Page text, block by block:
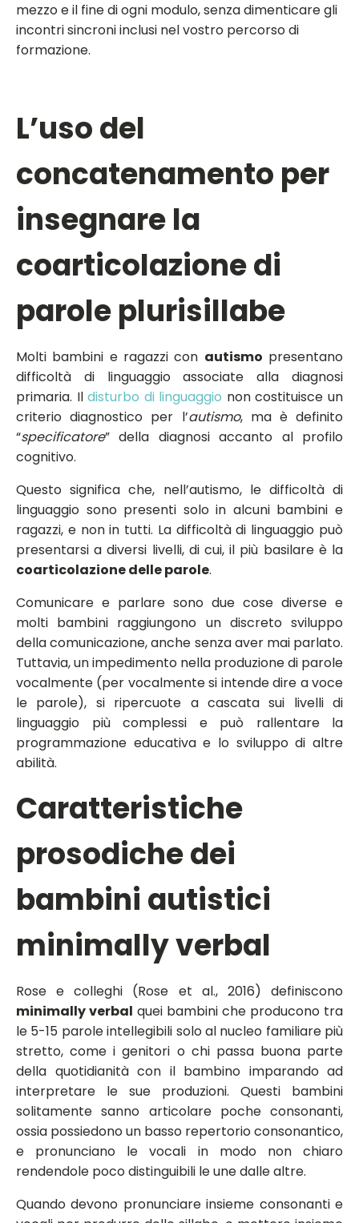
mezzo e il fine di ogni modulo, senza dimenticare gli
incontri sincroni inclusi nel vostro percorso di
formazione.
L’uso del
concatenamento per
insegnare la
coarticolazione di
parole plurisillabe
Molti bambini e ragazzi con autismo presentano
difficoltà di linguaggio associate alla diagnosi
primaria. Ildisturbo di linguaggio non costituisce un
criterio diagnostico per l’autismo, ma è definito
“specificatore” della diagnosi accanto al profilo
cognitivo.
Questo significa che, nell’autismo, le difficoltà di
linguaggio sono presenti solo in alcuni bambini e
ragazzi, e non in tutti. La difficoltà di linguaggio può
presentarsi a diversi livelli, di cui, il più basilare è la
coarticolazione delle parole.
Comunicare e parlare sono due cose diverse e
molti bambini raggiungono un discreto sviluppo
della comunicazione, anche senza aver mai parlato.
Tuttavia, un impedimento nella produzione di parole
vocalmente (per vocalmente si intende dire a voce
le parole), si ripercuote a cascata sui livelli di
linguaggio più complessi e può rallentare la
programmazione educativa e lo sviluppo di altre
abilità.
Caratteristiche
prosodiche dei
bambini autistici
minimally verbal
Rose e colleghi (Rose et al., 2016) definiscono
minimally verbal quei bambini che producono tra
le 5-15 parole intellegibili solo al nucleo familiare più
stretto, come i genitori o chi passa buona parte
della quotidianità con il bambino imparando ad
interpretare le sue produzioni. Questi bambini
solitamente sanno articolare poche consonanti,
ossia possiedono un basso repertorio consonantico,
e pronunciano le vocali in modo non chiaro
rendendole poco distinguibili le une dalle altre.
Quando devono pronunciare insieme consonanti e